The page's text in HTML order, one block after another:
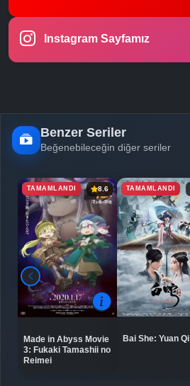
-Bölüm No: 24
Instagram Sayfamız
Benzer Seriler
Beğenebileceğin diğer seriler
TAMAMLANDI 8.6
Made in Abyss Movie
3: Fukaki Tamashii no
Reimei
TAMAMLANDI
Bai She: Yuan Qi